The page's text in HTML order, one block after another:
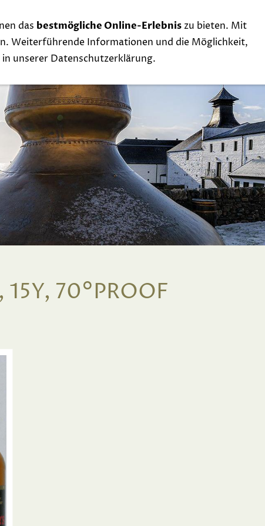
Events Links Contact Exclusive Tastings
70°PROOF
das bestmögliche Online-Erlebniszu bieten. Mit
Weiterführende Informationen und die Möglichkeit,
in unserer Datenschutzerklärung.